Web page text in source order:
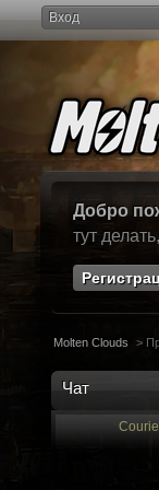
Вход
Добро
тут
Molten Clouds >
Чат